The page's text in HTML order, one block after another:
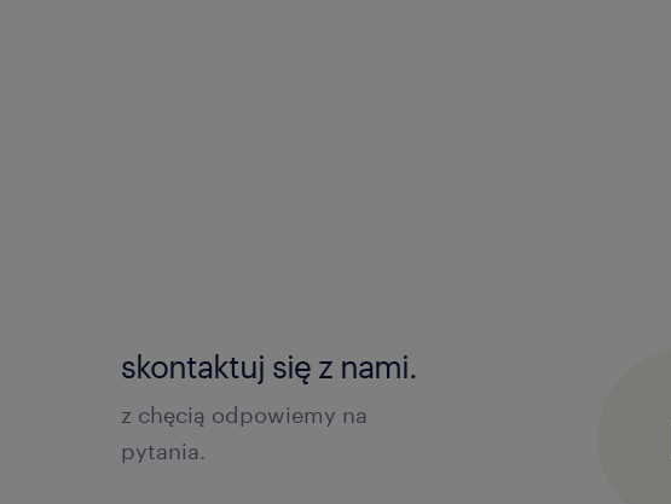
skontaktuj się z nami.
z chęcią odpowiemy na
pytania.